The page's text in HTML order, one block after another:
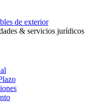
de exterior
& servicios jurídicos